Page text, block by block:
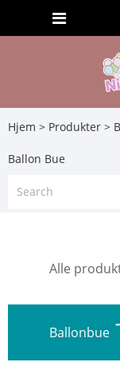
Hjem > Produkter >
Ballon Bue
Alle
Ballonbue